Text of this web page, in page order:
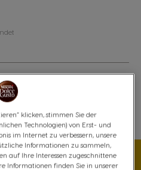
Hinzufügen
Hinzufügen
klicken, stimmen Sie der
Technologien) von Erst- und
im Internet zu verbessern, unsere
Informationen zu sammeln,
auf Ihre Interessen zugeschnittene
Informationen finden Sie in unserer